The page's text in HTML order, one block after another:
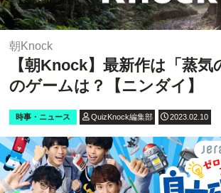
朝Knock
【朝Knock】最新作は「蒸気
のゲームは？【ニンダイ】
時事・ニュース QuizKnock編集部 2023.02.10